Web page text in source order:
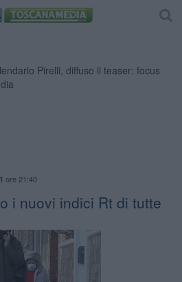
ore 21:40
i nuovi indici Rt di tutte